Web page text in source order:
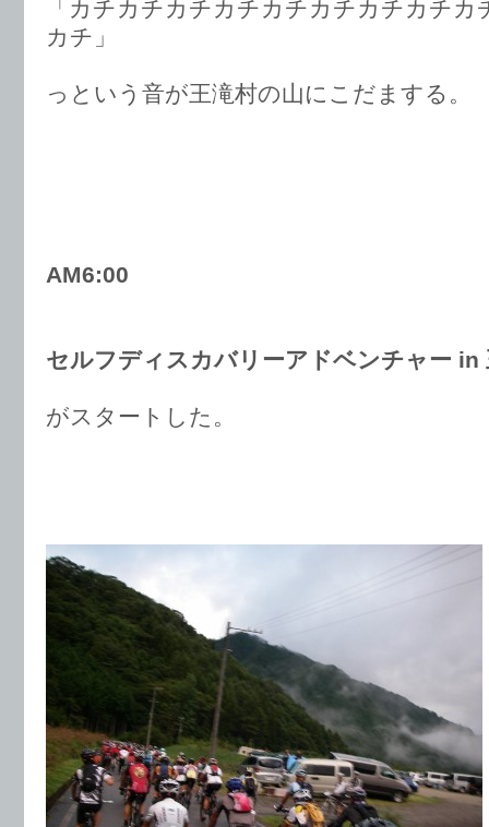
「カチカチカチカチカチカチカチカチ
カチ」
っという音が王滝村の山にこだまする。
AM6:00
セルフディスカバリーアドベンチャー in
がスタートした。